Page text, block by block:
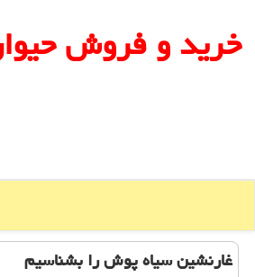
خرید و فروش
غارنشین سیاه پوش را بشناسیم